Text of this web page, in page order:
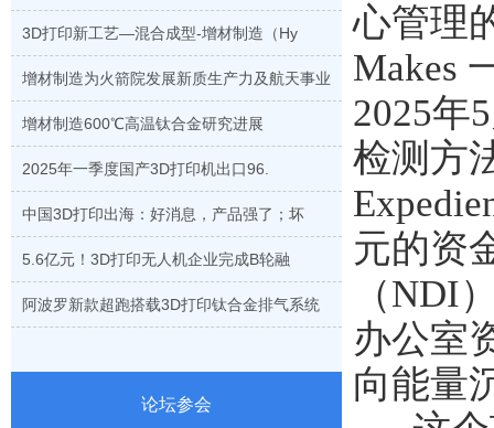
3D打印新工艺—混合成型-增材制造（Hy
增材制造为火箭院发展新质生产力及航天事业
增材制造600℃高温钛合金研究进展
2025年一季度国产3D打印机出口96.
中国3D打印出海：好消息，产品强了；坏
5.6亿元！3D打印无人机企业完成B轮融
阿波罗新款超跑搭载3D打印钛合金排气系统
论坛参会
心管理
Makes
2025年
检测方
元的资
（NDI
办公室
向能量